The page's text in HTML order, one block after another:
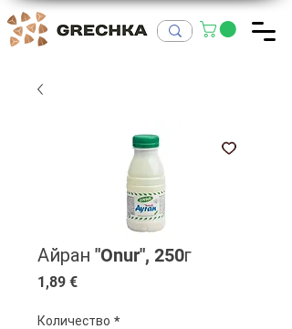
Айран "Onur", 250г
1,89 €Цена
Количество *